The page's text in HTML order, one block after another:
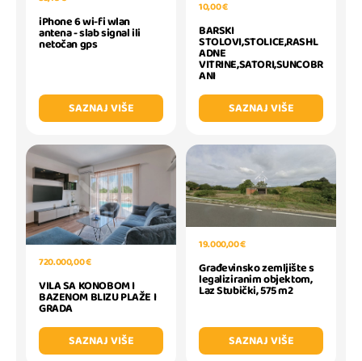
iPhone 6 wi-fi wlan
antena - slab signal ili
netočan gps
SAZNAJ VIŠE
10,00 €
BARSKI
STOLOVI,STOLICE,RASHL
ADNE
VITRINE,SATORI,SUNCOBR
ANI
SAZNAJ VIŠE
720.000,00 €
VILA SA KONOBOM I
BAZENOM BLIZU PLAŽE I
GRADA
SAZNAJ VIŠE
19.000,00 €
Građevinsko zemljište s
legaliziranim objektom,
Laz Stubički, 575 m2
SAZNAJ VIŠE